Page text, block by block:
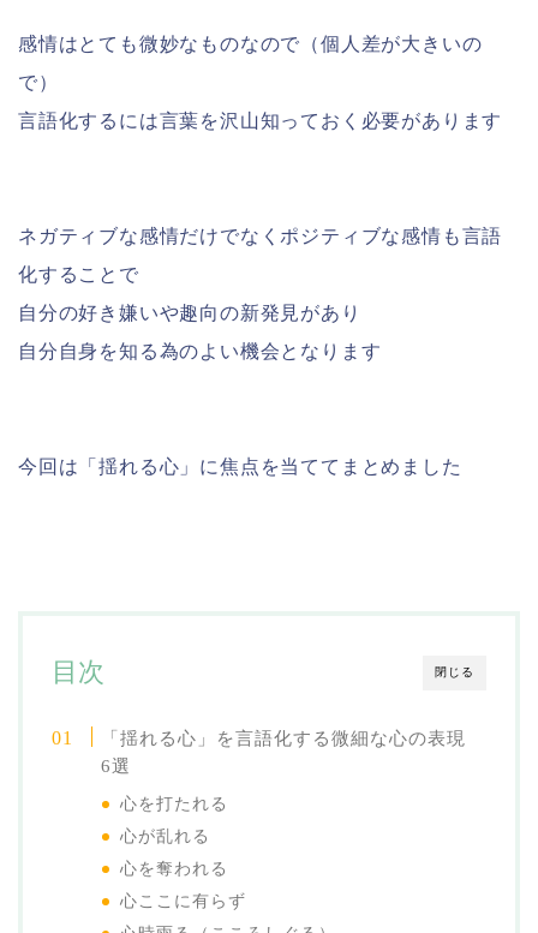
感情はとても微妙なものなので（個人差が大きいの
で）
言語化するには言葉を沢山知っておく必要があります
ネガティブな感情だけでなくポジティブな感情も言語
化することで
自分の好き嫌いや趣向の新発見があり
自分自身を知る為のよい機会となります
今回は「揺れる心」に焦点を当ててまとめました
閉じる
目次
「揺れる心」を言語化する微細な心の表現
6選
心を打たれる
心が乱れる
心を奪われる
心ここに有らず